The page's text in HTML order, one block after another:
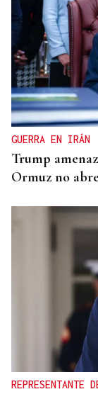
GUERRA EN IRÁN
Trump
Ormuz no abre
REPRESENTANTE